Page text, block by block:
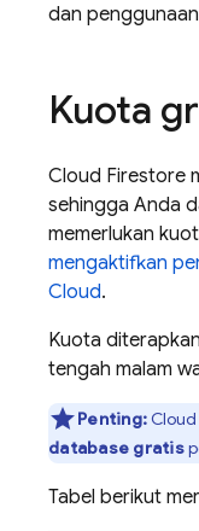
dan penggunaan
Kuota
Cloud Firestore
sehingga Anda
memerlukan
mengaktifkan
Cloud.
Kuota
tengah malam
Penting:
database gratis
Tabel berikut